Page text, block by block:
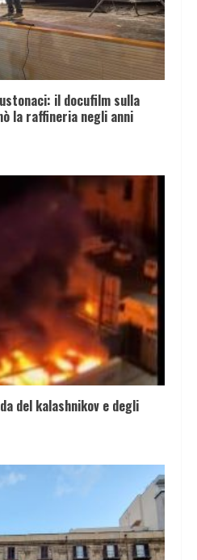
il docufilm sulla
la raffineria negli anni
del kalashnikov e degli